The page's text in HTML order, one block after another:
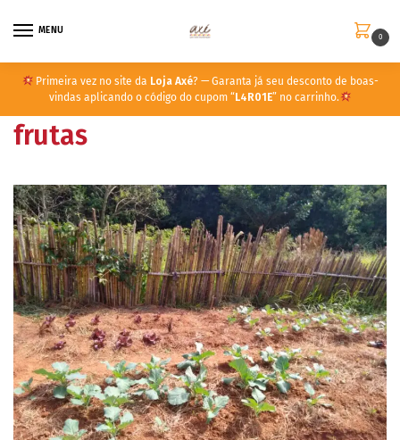
MENU
0
Primeira vez no site da Loja Axé? — Garanta já seu desconto de boas-
vindas aplicando o código do cupom “ L4R01E” no carrinho.
frutas